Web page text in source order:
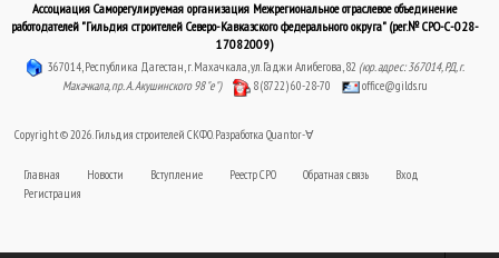
Ассоциация Саморегулируемая организация Межрегиональное отраслевое объединение
работодателей "Гильдия строителей Северо-Кавказского федерального округа" (рег.№ СРО-С-028-
17082009)
367014, Республика Дагестан, г. Махачкала, ул. Гаджи Алибегова, 82 (юр. адрес: 367014, РД, г.
Махачкала, пр. А. Акушинского 98 "е")
8 (8722) 60-28-70 office@gilds.ru
Copyright © 2026. Гильдия строителей СКФО. Разработка Quantor-∀
Главная Новости Вступление Реестр СРО Обратная связь
Вход
Регистрация